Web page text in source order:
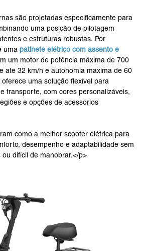
são projetadas especificamente para
uma posição de pilotagem
e estruturas robustas. Por
uma patinete elétrico com assento e
um motor de potência máxima de 700
até 32 km/h e autonomia máxima de 60
uma solução flexível para
transporte, com cores personalizáveis,
e opções de acessórios
como a melhor scooter elétrica para
desempenho e adaptabilidade sem
difícil de manobrar.</p>